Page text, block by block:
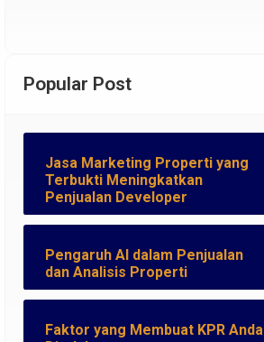
Popular Post
Jasa Marketing Properti yang
Terbukti Meningkatkan
Penjualan Developer
Pengaruh AI dalam Penjualan
dan Analisis Properti
Faktor yang Membuat KPR Anda